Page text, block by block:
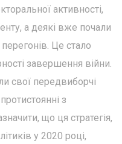
активності,
а деякі вже почали
Це стало
завершення війни.
свої передвиборчі
з
що ця стратегія,
у 2020 році,